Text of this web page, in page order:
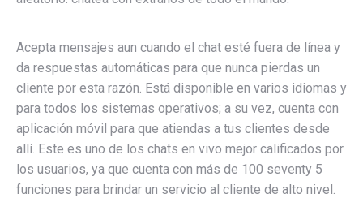
Acepta mensajes aun cuando el chat esté fuera de línea y
da respuestas automáticas para que nunca pierdas un
cliente por esta razón. Está disponible en varios idiomas y
para todos los sistemas operativos; a su vez, cuenta con
aplicación móvil para que atiendas a tus clientes desde
allí. Este es uno de los chats en vivo mejor calificados por
los usuarios, ya que cuenta con más de 100 seventy 5
funciones para brindar un servicio al cliente de alto nivel.